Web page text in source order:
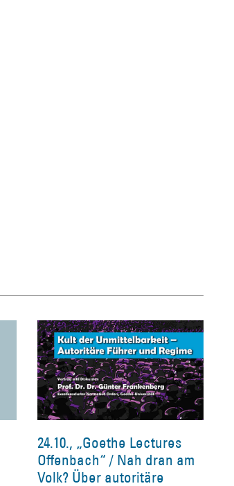
24.10., „Goethe Lectures
Offenbach“ / Nah dran am
Volk? Über autoritäre